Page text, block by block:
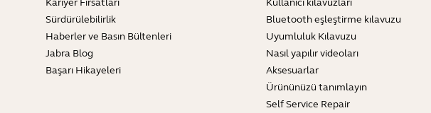
Kariyer Fırsatları
Sürdürülebilirlik
Haberler ve Basın Bültenleri
Jabra Blog
Başarı Hikayeleri
Kullanıcı kılavuzları
Bluetooth eşleştirme kılavuzu
Uyumluluk Kılavuzu
Nasıl yapılır videoları
Aksesuarlar
Ürününüzü tanımlayın
Self Service Repair